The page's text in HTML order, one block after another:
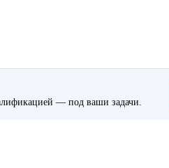
— под ваши задачи.